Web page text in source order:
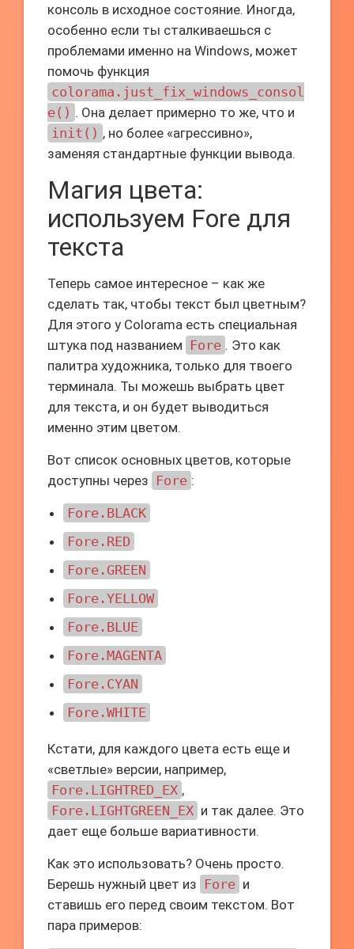
консоль в исходное состояние. Иногда,
особенно если ты сталкиваешься с
проблемами именно на Windows, может
помочь функция
colorama.just_fix_windows_consol
e() . Она делает примерно то же, что и
init() , но более «агрессивно»,
заменяя стандартные функции вывода.
Магия цвета:
используем Fore для
текста
Теперь самое интересное – как же
сделать так, чтобы текст был цветным?
Для этого у Colorama есть специальная
штука под названием Fore . Это как
палитра художника, только для твоего
терминала. Ты можешь выбрать цвет
для текста, и он будет выводиться
именно этим цветом.
Вот список основных цветов, которые
доступны через Fore :
Fore.BLACK
Fore.RED
Fore.GREEN
Fore.YELLOW
Fore.BLUE
Fore.MAGENTA
Fore.CYAN
Fore.WHITE
Кстати, для каждого цвета есть еще и
«светлые» версии, например,
Fore.LIGHTRED_EX ,
Fore.LIGHTGREEN_EX и так далее. Это
дает еще больше вариативности.
Как это использовать? Очень просто.
Берешь нужный цвет из Fore и
ставишь его перед своим текстом. Вот
пара примеров: